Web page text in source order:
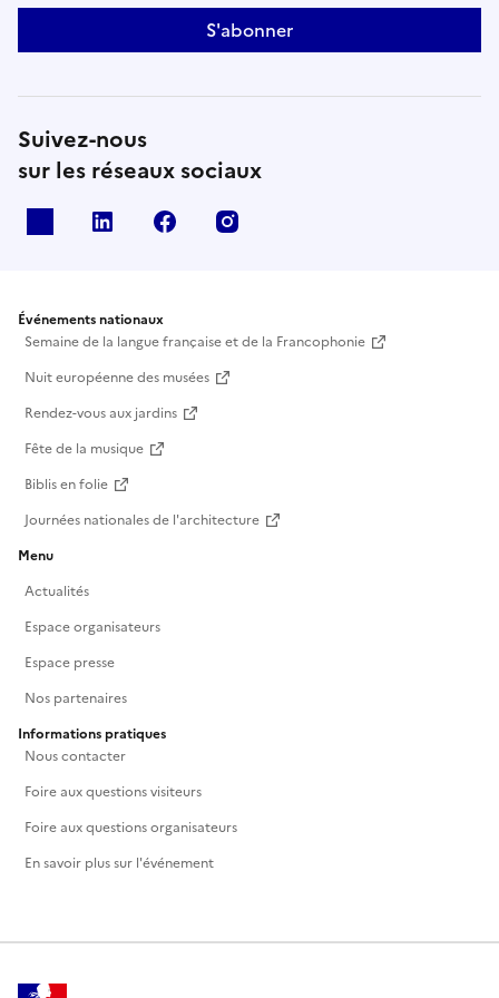
des techniques, les fêtes rurales …Et aujourd’hui
qu’est-ce qu’être paysan dans l’Albanais ? Quelles
S'abonner
Suivez-nous
sur les réseaux sociaux
Linkedin Facebook
Événements nationaux
Semaine de la langue française et de la Francophonie
Nuit européenne des musées
Rendez-vous aux jardins
Fête de la musique
Biblis en folie
Journées nationales de l'architecture
Menu
Actualités
Espace organisateurs
Espace presse
Nos partenaires
Informations pratiques
Nous contacter
Foire aux questions visiteurs
Foire aux questions organisateurs
En savoir plus sur l'événement